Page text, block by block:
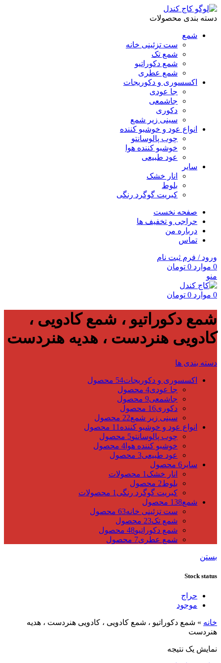
دسته بندی محصولات
شمع
ست تزئینی خانه
شمع تک
شمع دکوراتیو
شمع عطری
اکسسوری و دکوریجات
جا عودی
جاشمعی
دکوری
سینی زیر شمع
انواع عود و خوشبو کننده
چوب پالوسانتو
خوشبو کننده هوا
عود طبیعی
سایر
انار خشک
بلوط
کبریت گوگرد رنگی
صفحه نخست
حراجی و تخفیف ها
درباره من
تماس
ورود / فرم ثبت نام
0 موارد 0 تومان
منو
0 موارد 0 تومان
شمع دکوراتیو ، شمع کادویی ،
کادویی هنردست ، هدیه هنردست
دسته بندی ها
اکسسوری و دکوریجات54 محصول
جا عودی4 محصول
جاشمعی9 محصول
دکوری16 محصول
سینی زیر شمع22 محصول
انواع عود و خوشبو کننده 11 محصول
چوب پالوسانتو5 محصول
خوشبو کننده هوا 4 محصول
عود طبیعی3 محصول
سایر 6 محصول
انار خشک 1 محصولات
بلوط2 محصول
کبریت گوگرد رنگی 1 محصولات
شمع138 محصول
ست تزئینی خانه63 محصول
شمع تک23 محصول
شمع دکوراتیو48 محصول
شمع عطری7 محصول
بستن
Stock status
حراج
موجود
خانه » شمع دکوراتیو ، شمع کادویی ، کادویی هنردست ، هدیه
هنردست
نمایش یک نتیجه